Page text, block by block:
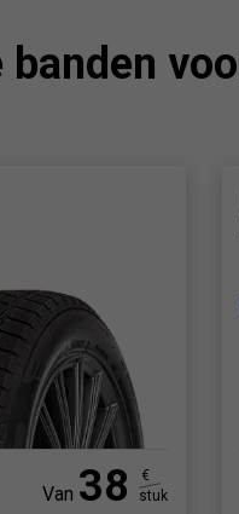
banden
Van 38
€
stuk